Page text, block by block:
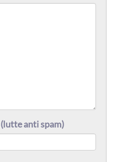
(lutte anti spam)